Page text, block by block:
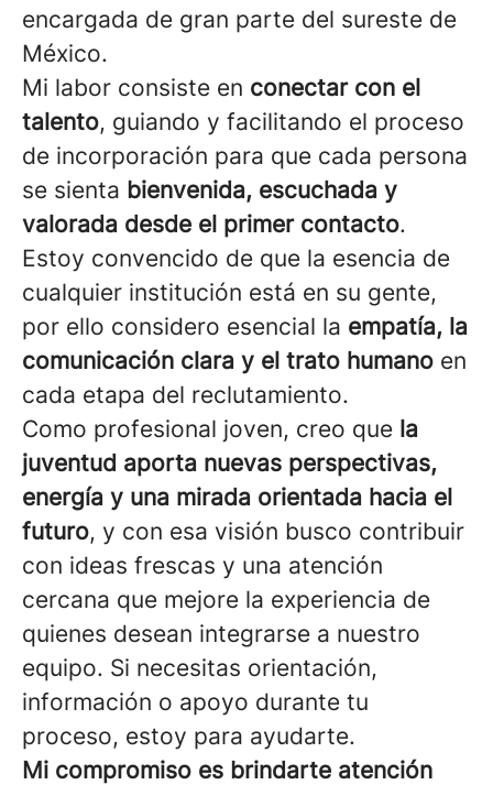
encargada de gran parte del sureste de
México.
Mi labor consiste en conectar con el
talento, guiando y facilitando el proceso
de incorporación para que cada persona
se sienta bienvenida, escuchada y
valorada desde el primer contacto.
Estoy convencido de que la esencia de
cualquier institución está en su gente,
por ello considero esencial la empatía, la
comunicación clara y el trato humano en
cada etapa del reclutamiento.
Como profesional joven, creo que la
juventud aporta nuevas perspectivas,
energía y una mirada orientada hacia el
futuro, y con esa visión busco contribuir
con ideas frescas y una atención
cercana que mejore la experiencia de
quienes desean integrarse a nuestro
equipo. Si necesitas orientación,
información o apoyo durante tu
proceso, estoy para ayudarte.
Mi compromiso es brindarte atención